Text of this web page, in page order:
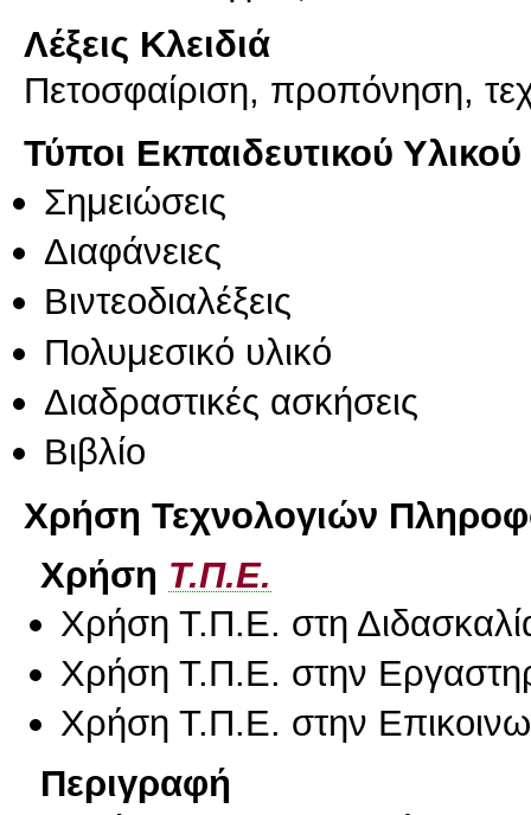
Λέξεις Κλειδιά
Πετοσφαίριση, προπόνηση,
Τύποι Εκπαιδευτικού Υλικού
Σημειώσεις
Διαφάνειες
Βιντεοδιαλέξεις
Πολυμεσικό υλικό
Διαδραστικές ασκήσεις
Βιβλίο
Χρήση Τεχνολογιών
Χρήση Τ.Π.Ε.
Χρήση Τ.Π.Ε. στη
Χρήση Τ.Π.Ε. στην
Χρήση Τ.Π.Ε. στην
Περιγραφή